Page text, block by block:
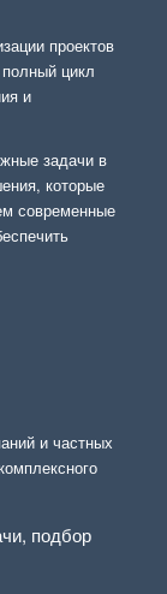
проектов
цикл
и
задачи в
которые
современные
и частных
подбор